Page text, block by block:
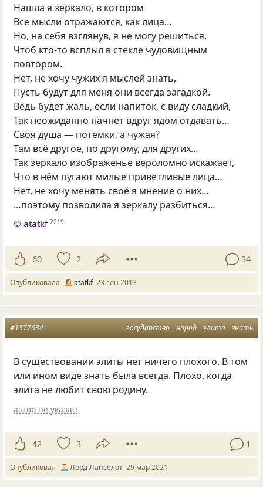
Нашла я зеркало, в котором
Все мысли отражаются, как лица…
Но, на себя взглянув, я не могу решиться,
Чтоб кто-то всплыл в стекле чудовищным
повтором.
Нет, не хочу чужих я мыслей знать,
Пусть будут для меня они всегда загадкой.
Ведь будет жаль, если напиток, с виду сладкий,
Так неожиданно начнёт вдруг ядом отдавать…
Своя душа — потёмки, а чужая?
Там всё другое, по другому, для других…
Так зеркало изображенье вероломно искажает,
Что в нём пугают милые приветливые лица…
Нет, не хочу менять своё я мнение о них…
…поэтому позволила я зеркалу разбиться…
©atatkf 2219
60 2 34
Опубликовала atatkf 23 сен 2013
государство народ элита знать
#1577634
В существовании элиты нет ничего плохого. В том
или ином виде знать была всегда. Плохо, когда
элита не любит свою родину.
автор не указан
42 3 1
Опубликовал Лорд Ланселот 29 мар 2021